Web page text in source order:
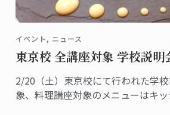
イベント, ニュース
東京校 全講座対象 学校説明
2/20（土）東京校にて行われた学
象、料理講座対象のメニューはキ